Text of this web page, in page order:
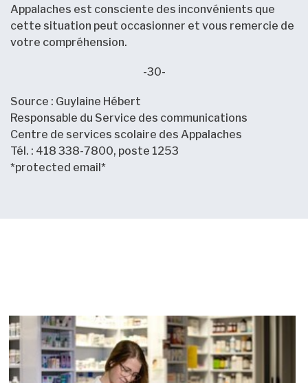
Appalaches est consciente des inconvénients que
cette situation peut occasionner et vous remercie de
votre compréhension.
-30-
Source : Guylaine Hébert
Responsable du Service des communications
Centre de services scolaire des Appalaches
Tél. : 418 338-7800, poste 1253
*protected email*